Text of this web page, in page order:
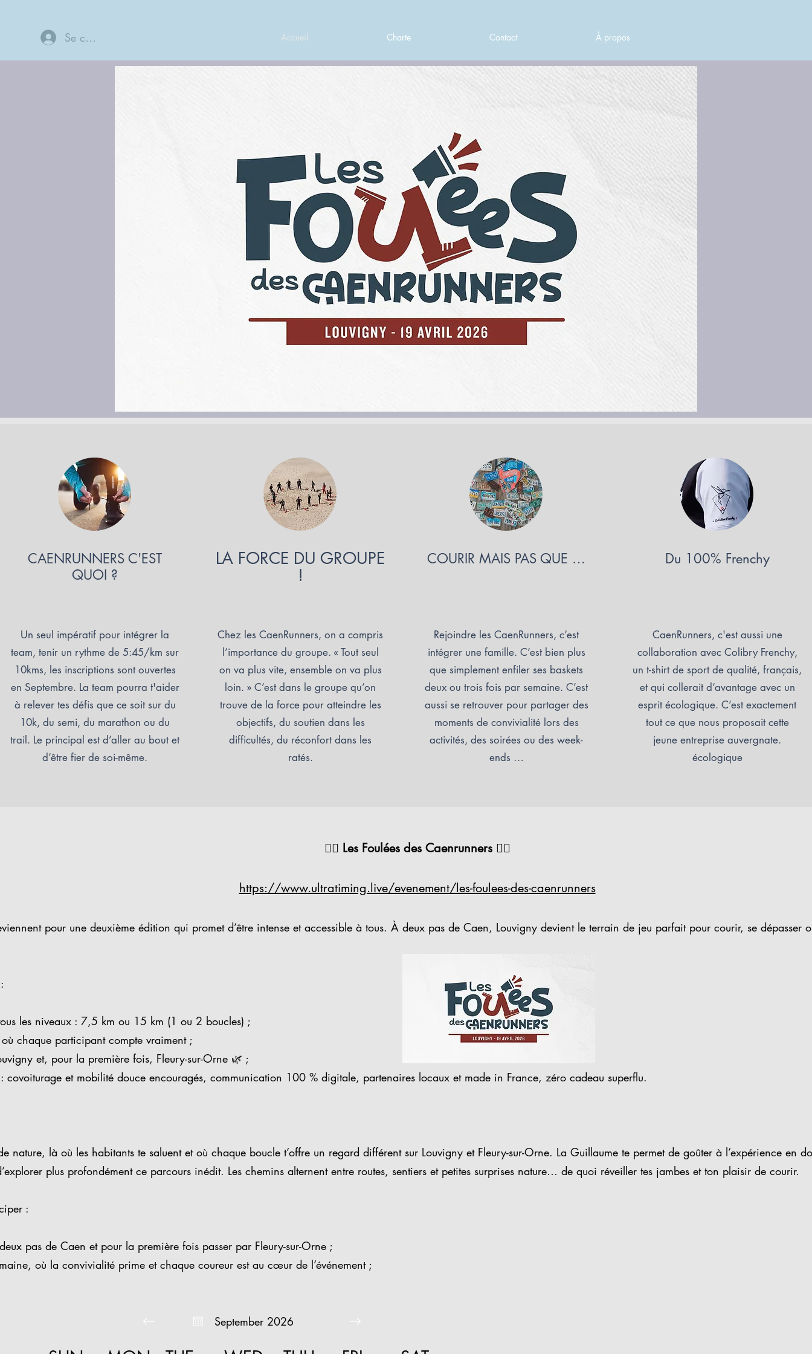
Se connecter Accueil Charte Contact À propos
CAENRUNNERS C'EST
QUOI ?
Un seul impératif pour intégrer la
team, tenir un rythme de 5:45/km sur
10kms, les inscriptions sont ouvertes
en Septembre. La team pourra t'aider
à relever tes défis que ce soit sur du
10k, du semi, du marathon ou du
trail. Le principal est d’aller au bout et
d’être fier de soi-même.
LA FORCE DU GROUPE
!
Chez les CaenRunners, on a compris
l’importance du groupe. « Tout seul
on va plus vite, ensemble on va plus
loin. » C’est dans le groupe qu’on
trouve de la force pour atteindre les
objectifs, du soutien dans les
difficultés, du réconfort dans les
ratés.
COURIR MAIS PAS QUE …
Rejoindre les CaenRunners, c’est
intégrer une famille. C’est bien plus
que simplement enfiler ses baskets
deux ou trois fois par semaine. C’est
aussi se retrouver pour partager des
moments de convivialité lors des
activités, des soirées ou des week-
ends …
Du 100% Frenchy
CaenRunners, c'est aussi une
collaboration avec Colibry Frenchy,
un t-shirt de sport de qualité, français,
et qui collerait d’avantage avec un
esprit écologique. C’est exactement
tout ce que nous proposait cette
jeune entreprise auvergnate.
écologique
🏃‍♀️ Les Foulées des Caenrunners 🏃‍♂️
https://www.ultratiming.live/evenement/les-foulees-des-caenrunners
pour une deuxième édition qui promet d’être intense et accessible à tous. À deux pas de Caen, Louvigny devient le terrain de jeu parfait pour courir, se dépasser
les niveaux : 7,5 km ou 15 km (1 ou 2 boucles) ;
chaque participant compte vraiment ;
et, pour la première fois, Fleury-sur-Orne 🌿 ;
covoiturage et mobilité douce encouragés, communication 100 % digitale, partenaires locaux et made in France, zéro cadeau superflu.
nature, là où les habitants te saluent et où chaque boucle t’offre un regard différent sur Louvigny et Fleury-sur-Orne. La Guillaume te permet de goûter à l’expérience en
plus profondément ce parcours inédit. Les chemins alternent entre routes, sentiers et petites surprises nature… de quoi réveiller tes jambes et ton plaisir de courir.
:
pas de Caen et pour la première fois passer par Fleury-sur-Orne ;
où la convivialité prime et chaque coureur est au cœur de l’événement ;
September 2026